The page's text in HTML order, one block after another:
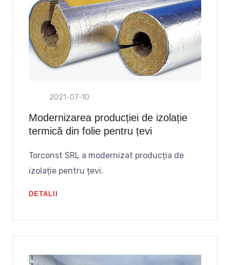
2021-07-10
Modernizarea producției de izolație
termică din folie pentru țevi
Torconst SRL a modernizat producția de
izolație pentru țevi.
DETALII